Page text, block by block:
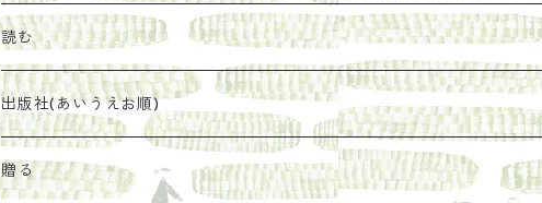
珈琲豆
太山寺珈琲焙煎室
うめぼし
塩
オリーブオイル
エコラップ
石けん
ヘチマたわし
読む
刊行から時間が経ったけれど、長く売り続けたい一冊
贈り物に勧めたい絵本
出版社(あいうえお順)
らくだ舎出帆室
贈る